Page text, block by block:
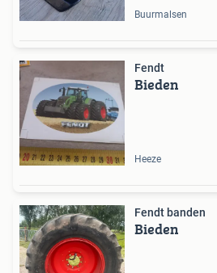
Buurmalsen
Fendt
Bieden
Heeze
Fendt banden
Bieden